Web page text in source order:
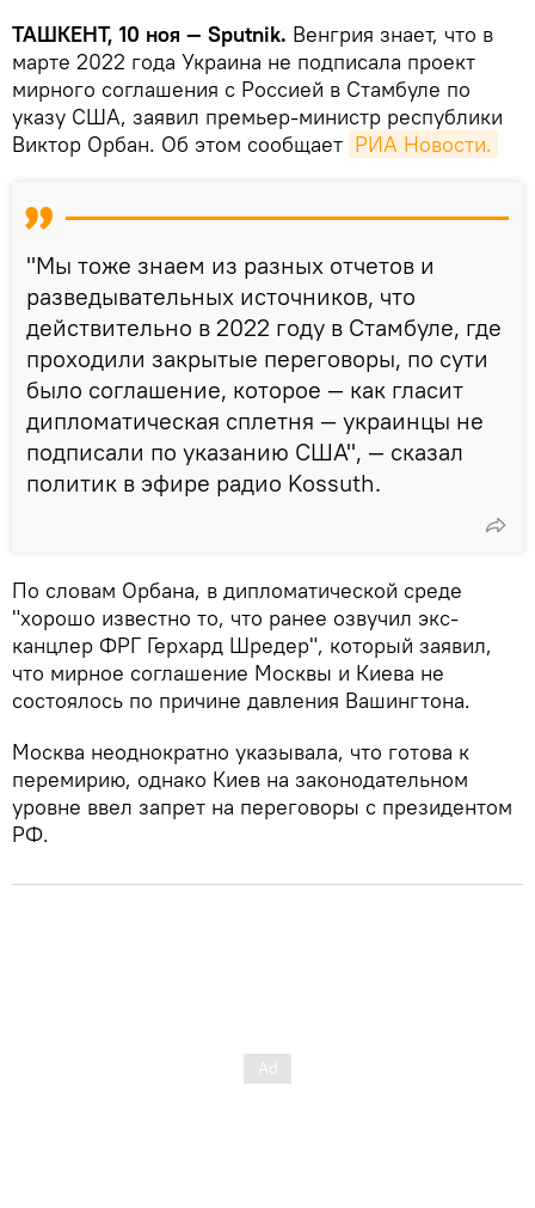
ТАШКЕНТ, 10 ноя — Sputnik. Венгрия знает, что в
марте 2022 года Украина не подписала проект
мирного соглашения с Россией в Стамбуле по
указу США, заявил премьер-министр республики
Виктор Орбан. Об этом сообщает РИА Новости.
"Мы тоже знаем из разных отчетов и
разведывательных источников, что
действительно в 2022 году в Стамбуле, где
проходили закрытые переговоры, по сути
было соглашение, которое — как гласит
дипломатическая сплетня — украинцы не
подписали по указанию США", — сказал
политик в эфире радио Kossuth.
По словам Орбана, в дипломатической среде
"хорошо известно то, что ранее озвучил экс-
канцлер ФРГ Герхард Шредер", который заявил,
что мирное соглашение Москвы и Киева не
состоялось по причине давления Вашингтона.
Москва неоднократно указывала, что готова к
перемирию, однако Киев на законодательном
уровне ввел запрет на переговоры с президентом
РФ.